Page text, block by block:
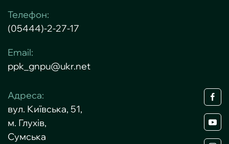
Телефон:
(05444)-2-27-17
Email:
ppk_gnpu@ukr.net
Адреса:
вул. Київська, 51,
м. Глухів,
Сумська